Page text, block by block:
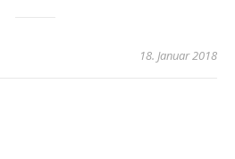
18. Januar 2018